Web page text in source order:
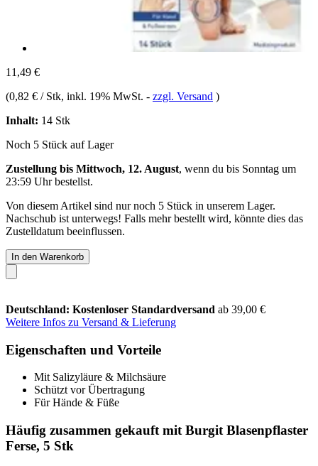
11,49 €
(0,82 € / Stk, inkl. 19% MwSt. - zzgl. Versand )
Inhalt: 14 Stk
Noch 5 Stück auf Lager
Zustellung bis Mittwoch, 12. August, wenn du bis Sonntag um
23:59 Uhrbestellst.
Von diesem Artikel sind nur noch 5 Stück in unserem Lager.
Nachschub ist unterwegs! Falls mehr bestellt wird, könnte dies das
Zustelldatum beeinflussen.
In den Warenkorb
Deutschland: Kostenloser Standardversand ab 39,00 €
Weitere Infos zu Versand & Lieferung
Eigenschaften und Vorteile
Mit Salizyläure & Milchsäure
Schützt vor Übertragung
Für Hände & Füße
Häufig zusammen gekauft mit Burgit Blasenpflaster
Ferse, 5 Stk